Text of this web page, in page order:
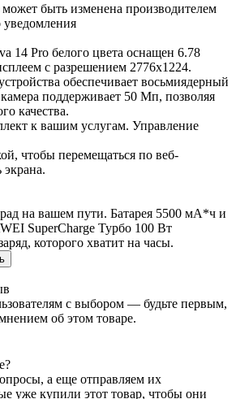
быть изменена производителем
уведомления
14 Pro белого цвета оснащен 6.78
с разрешением 2776x1224.
обеспечивает восьмиядерный
поддерживает 50 Мп, позволяя
качества.
к вашим услугам. Управление
чтобы перемещаться по веб-
экрана.
на вашем пути. Батарея 5500 мА*ч и
SuperCharge Турбо 100 Вт
которого хватит на часы.
с выбором — будьте первым,
об этом товаре.
а еще отправляем их
уже купили этот товар, чтобы они